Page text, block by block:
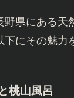
野県にある天
にその魅力
桃山風呂